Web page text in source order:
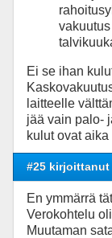
Ei se ihan
laitteelle
jää vain palo-
kulut ovat aika
#25 kirjoittanut
En ymmärrä
Verokohtelu
Muutaman